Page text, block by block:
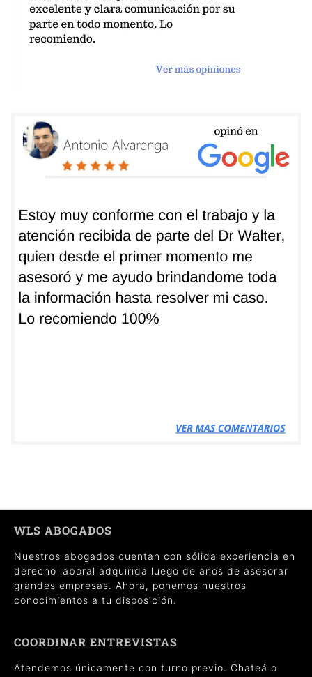
WLS ABOGADOS
Nuestros abogados cuentan con sólida experiencia en
derecho laboral adquirida luego de años de asesorar
grandes empresas. Ahora, ponemos nuestros
conocimientos a tu disposición.
COORDINAR ENTREVISTAS
Atendemos únicamente con turno previo. Chateá o